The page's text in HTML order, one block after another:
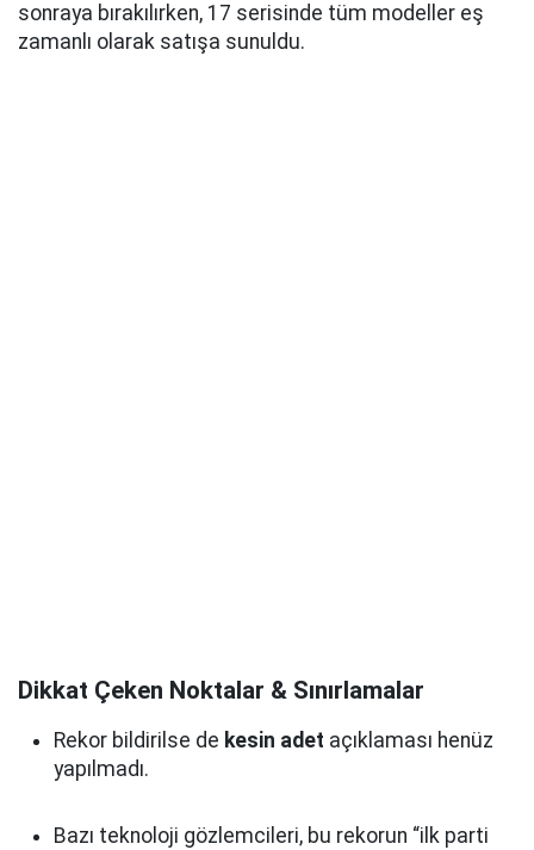
sonraya bırakılırken, 17 serisinde tüm modeller eş
zamanlı olarak satışa sunuldu.
Dikkat Çeken Noktalar & Sınırlamalar
Rekor bildirilse de kesin adet açıklaması henüz
yapılmadı.
Bazı teknoloji gözlemcileri, bu rekorun “ilk parti